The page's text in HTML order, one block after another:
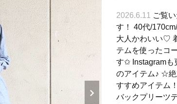
2026.6.11
ご覧
す！ 40代/
大人かわいい♡
テムを使ったコ
す✩︎ Instagramも
のアイテム♪ ☆
すすめアイテム
バックプリーツ